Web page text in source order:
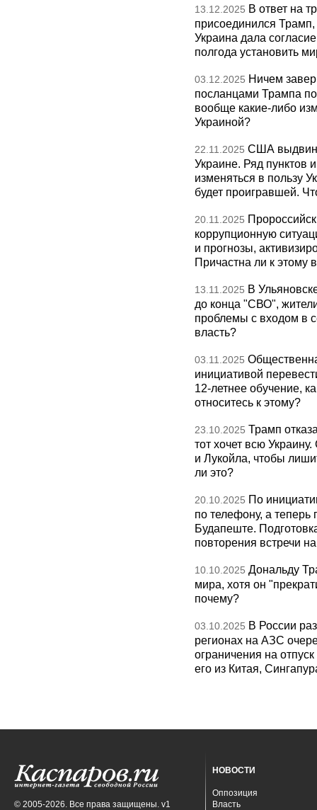
13.12.2025 В ответ на
присоединился
Украина дала
полгода установить
03.12.2025 Ничем
посланцами Трампа
вообще какие-либо
Украиной?
22.11.2025 США
Украине. Ряд пунктов
изменяться в пользу
будет проигравшей.
20.11.2025
коррупционную
и прогнозы,
Причастна ли к этому
13.11.2025 В
до конца "СВО",
проблемы с входом в
власть?
03.11.2025
инициативой
12-летнее обучение,
относитесь к этому?
23.10.2025 Трамп
тот хочет всю
и Лукойла, чтобы
ли это?
20.10.2025 По
по телефону, а теперь
Будапеште.
повторения встречи
10.10.2025 Дональду
мира, хотя он
почему?
03.10.2025 В России
регионах на АЗС
ограничения на
его из Китая,
© 2005-2026. Все права защищены. v1
НОВОСТИ
Оппозиция
Власть